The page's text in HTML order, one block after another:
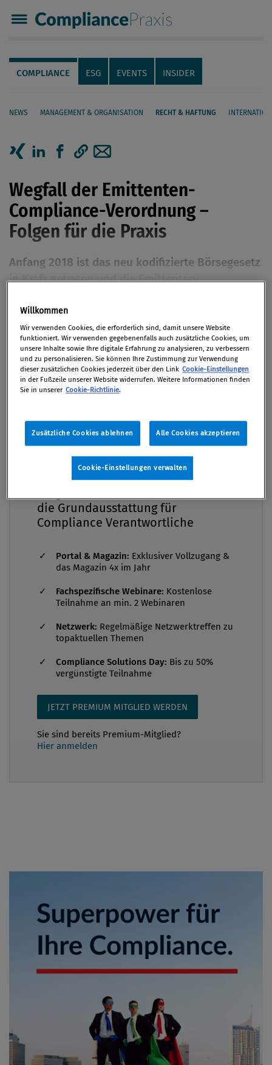
Compliance Praxis
Servicenavigation
Navigation
COMPLIANCE ESG EVENTS INSIDER
NEWS MANAGEMENT & ORGANISATION RECHT & HAFTUNG
Seiteninhalt
Wegfall der Emittenten-
Compliance-Verordnung –
Folgen für die Praxis
Anfang 2018 ist das neu kodifizierte Börsegesetz
in Kraft getreten und die Emittenten-
aufgehoben worden. Dieser Artikel untersucht
mögliche Auswirkungen des Wegfalls der ECV
auf die Praxis der Emittenten-Compliance.
VonMag. Rudolf Schwab
01. März 2018 / Erschienen in Compliance Praxis
Das neue Börsegesetz sieht neben einem neuen, an
den europäischen Rechtsakten orientierten Aufbau
in fünf Hauptstücken als wesentliche materielle
Neuerung die Möglichkeit eines gesetzlich
zulässigen Delistings vom amtlichen Handel vor. Die
dritten Hauptstück (§§ 151–175 BörseG 2018) und
übernommen. Der Wegfall der ECV ist dem
Marktmissbrauchsregimes geschuldet...
Compliance Praxis Premium
die Grundausstattung für
Compliance Verantwortliche
Portal & Magazin: Exklusiver Vollzugang &
das Magazin 4x im Jahr
Fachspezifische Webinare: Kostenlose
Teilnahme an min. 2 Webinaren
Netzwerk: Regelmäßige Netzwerktreffen zu
topaktuellen Themen
Compliance Solutions Day: Bis zu 50%
vergünstigte Teilnahme
JETZT PREMIUM MITGLIED WERDEN
Sie sind bereits Premium-Mitglied?
Hier anmelden
Willkommen
Wir verwenden Cookies, die erforderlich sind, damit unsere Website
funktioniert. Wir verwenden gegebenenfalls auch zusätzliche Cookies, um
unsere Inhalte sowie Ihre digitale Erfahrung zu analysieren, zu verbessern
und zu personalisieren. Sie können Ihre Zustimmung zur Verwendung
dieser zusätzlichen Cookies jederzeit über den Link Cookie-Einstellungen
in der Fußzeile unserer Website widerrufen. Weitere Informationen finden
Sie in unserer Cookie-Richtlinie.
Zusätzliche Cookies ablehnen Alle Cookies akzeptieren
Cookie-Einstellungen verwalten